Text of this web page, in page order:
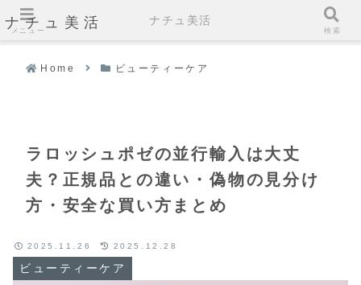
ナチュ美活
Home ビューティーケア
ラロッシュポゼの並行輸入は大丈
夫？正規品との違い・偽物の見分け
方・安全な買い方まとめ
ビューティーケア
2025.11.26 2025.12.28
メニュー
ナチュ美活
検索